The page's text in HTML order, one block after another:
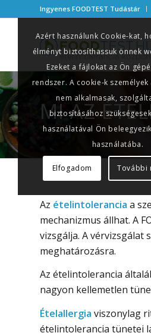
Ingyenes FOODTEST Tudástár
MI AZ
Az ételintolerancia a
mechanizmus állhat. A
vizsgálja. A
meghatározásra.
Az ételintolerancia
nagyon kellemetlen
Ételallergia viszonylag
ételintolerancia tünetei
Azért használunk Cookie-kat,
élményt biztosíthassuk önnek
Ezeket a fájlokat az Ön
rendszer. A cookie-k
nem alkalmasak,
biztosításához
használatával Ön
használatába.
Elfogadom További